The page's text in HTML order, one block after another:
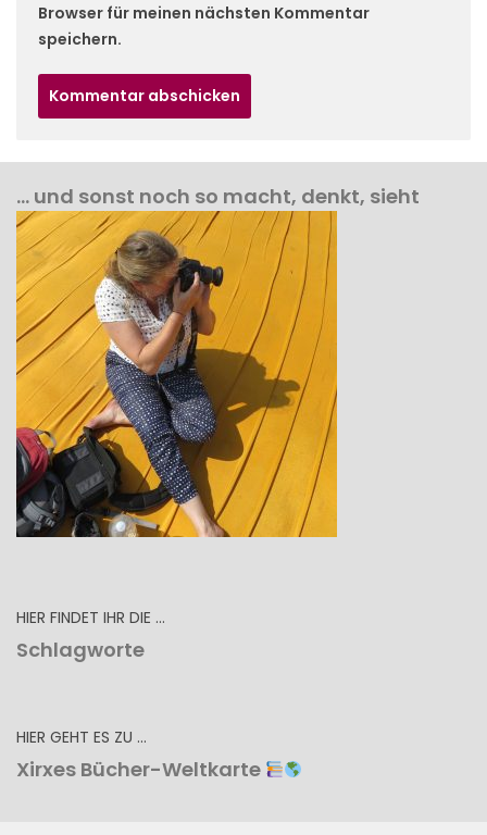
Browser für meinen nächsten Kommentar
speichern.
… und sonst noch so macht, denkt, sieht
HIER FINDET IHR DIE …
Schlagworte
HIER GEHT ES ZU …
Xirxes Bücher-Weltkarte